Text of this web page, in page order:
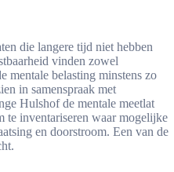
die langere tijd niet hebben
vinden zowel
mentale belasting minstens zo
in samenspraak met
Hulshof de mentale meetlat
te inventariseren waar mogelijke
en doorstroom. Een van de